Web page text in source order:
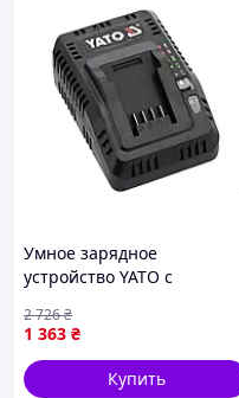
Умное зарядное
устройство YATO с
Li-Ion аккумуляторов 18 В и
4,5 А от сети 230 В
1 363 ₴
2 726₴
Купить